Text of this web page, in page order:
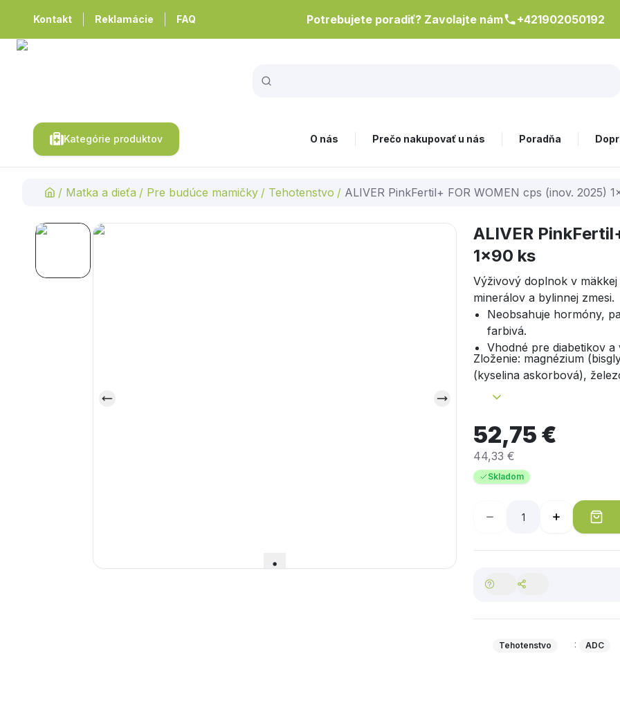
Kontakt Reklamácie FAQ Potrebujete poradiť? Zavolajte nám +421902050192
Kategórie produktov O nás Prečo nakupovať u nás Poradňa
/ Matka a dieťa / Pre budúce mamičky / Tehotenstvo / ALIVER PinkFertil+ FOR WOMEN cps (inov. 2025)
ALIVER
1x90 ks
Výživový doplnok v
minerálov a bylinnej zmesi.
Neobsahuje hormóny,
farbivá.
Vhodné pre diabetikov a
Zloženie: magnézium
(kyselina askorbová),
(nikotínamid ribozid
vitamín B6 (pyridoxín),
(riboflavín), vitamín B9
(pikolinát chromitý), jód
(menachinón 4), vitamín
Viac na
52,75 €
44,33 €
Skladom
Tehotenstvo : ADC